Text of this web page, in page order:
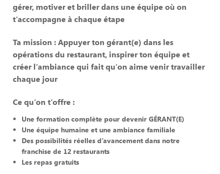
gérer, motiver et briller dans une équipe où on
t’accompagne à chaque étape
Ta mission : Appuyer ton gérant(e) dans les
opérations du restaurant, inspirer ton équipe et
créer l’ambiance qui fait qu’on aime venir travailler
chaque jour
Ce qu’on t’offre :
Une formation complète pour devenir GÉRANT(E)
Une équipe humaine et une ambiance familiale
Des possibilités réelles d’avancement dans notre
franchise de 12 restaurants
Les repas gratuits